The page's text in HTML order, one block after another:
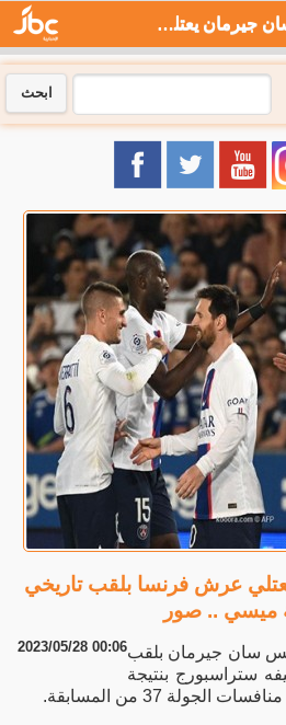
باريس سان جيرمان يعتلي عرش فرنسا بلقب تاريخي بلدغة ميسي .. صور - جي بي سي نيوز
ابحث
عرش فرنسا بلقب تاريخي
ميسي .. صور
2023/05/28 00:06سان جيرمان بلقب
ستراسبورج بنتيجة